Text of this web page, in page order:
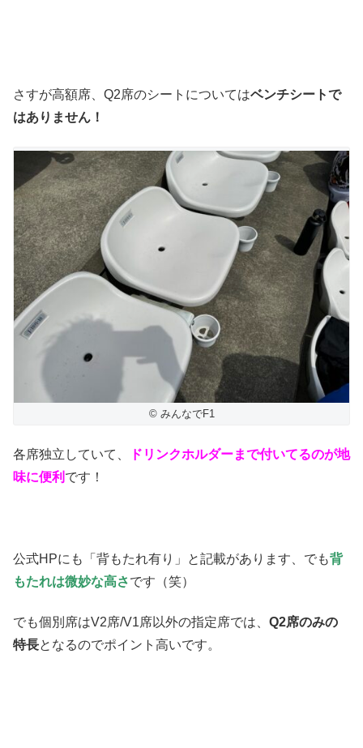
さすが高額席、Q2席のシートについてはベンチシートで
はありません！
© みんなでF1
各席独立していて、
ドリンクホルダーまで付いてるのが地
味に便利 です！
公式HPにも「背もたれ有り」と記載があります、でも背
もたれは微妙な高さです（笑）
でも個別席はV2席/V1席以外の指定席では、 Q2席のみの
特長となるのでポイント高いです。